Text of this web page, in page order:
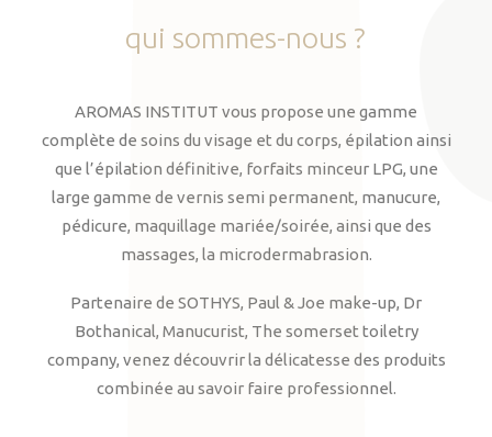
qui sommes-nous ?
AROMAS INSTITUT vous propose une gamme
complète de soins du visage et du corps, épilation ainsi
que l’épilation définitive, forfaits minceur LPG, une
large gamme de vernis semi permanent, manucure,
pédicure, maquillage mariée/soirée, ainsi que des
massages, la microdermabrasion.
Partenaire de SOTHYS, Paul & Joe make-up, Dr
Bothanical, Manucurist, The somerset toiletry
company, venez découvrir la délicatesse des produits
combinée au savoir faire professionnel.